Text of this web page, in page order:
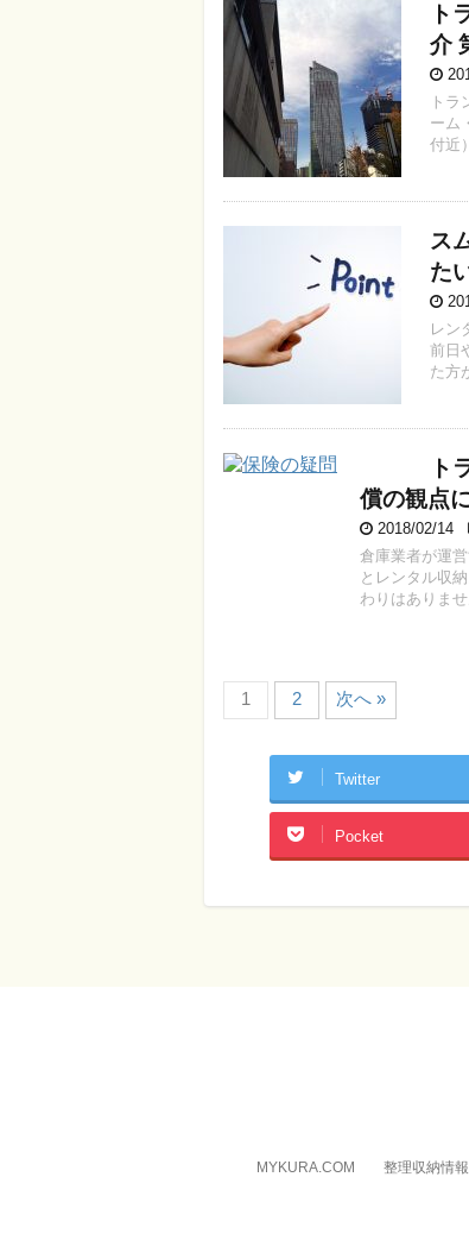
ト
介
ト
ーム
付近
ス
た
レン
前日
た方
ト
償の観点
2018/02/14
倉庫業者が運
とレンタル収
わりはありま
1 2 次へ »
Twitter
Pocket
MYKURA.COM 整理収納情報